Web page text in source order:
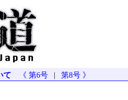
て 《 第6号 | 第8号 》